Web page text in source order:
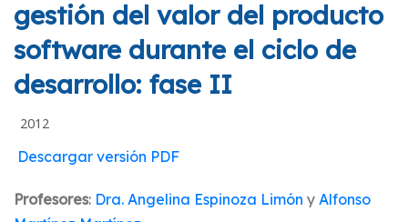
gestión del valor del producto
software durante el ciclo de
desarrollo: fase II
2012
Descargar versión PDF
Profesores: Dra. Angelina Espinoza Limón y Alfonso